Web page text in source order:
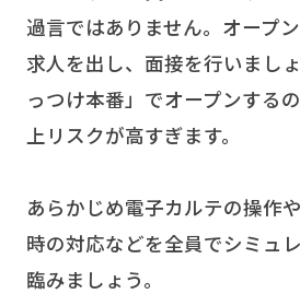
過言ではありません。オープ
求人を出し、面接を行いまし
っつけ本番」でオープンする
上リスクが高すぎます。
あらかじめ電子カルテの操作
時の対応などを全員でシミュ
臨みましょう。